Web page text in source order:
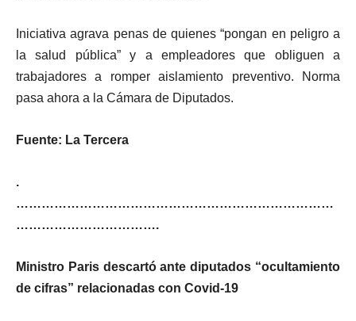
Iniciativa agrava penas de quienes “pongan en peligro a
la salud pública” y a empleadores que obliguen a
trabajadores a romper aislamiento preventivo. Norma
pasa ahora a la Cámara de Diputados.
Fuente: La Tercera
.
…………………………………………………………………
…………………………….
Ministro Paris descartó ante diputados “ocultamiento
de cifras” relacionadas con Covid-19